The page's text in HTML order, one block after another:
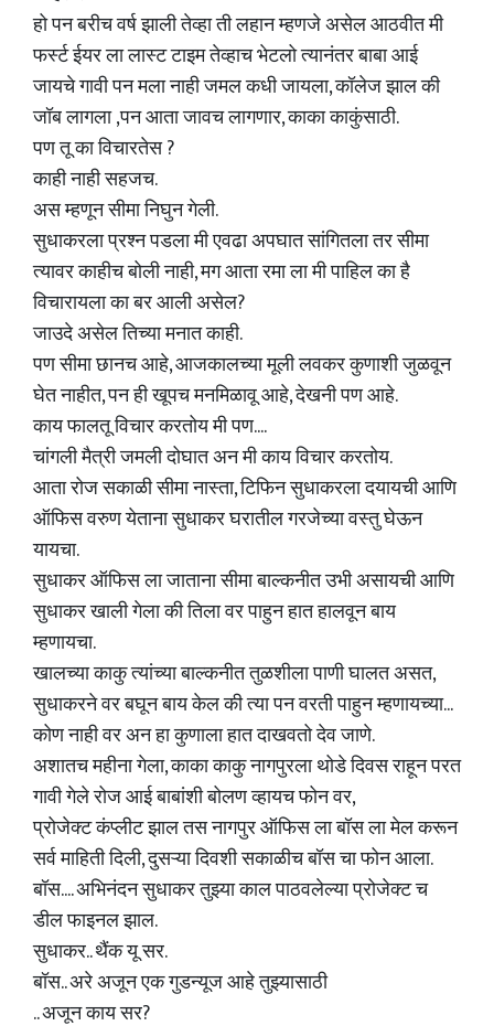
हो पन बरीच वर्ष झाली तेव्हा ती लहान म्हणजे असेल आठवीत मी
फर्स्ट ईयर ला लास्ट टाइम तेव्हाच भेटलो त्यानंतर बाबा आई
जायचे गावी पन मला नाही जमल कधी जायला, कॉलेज झाल की
जॉब लागला ,पन आता जावच लागणार, काका काकुंसाठी.
पण तू का विचारतेस ?
काही नाही सहजच.
अस म्हणून सीमा निघुन गेली.
सुधाकरला प्रश्न पडला मी एवढा अपघात सांगितला तर सीमा
त्यावर काहीच बोली नाही, मग आता रमा ला मी पाहिल का है
विचारायला का बर आली असेल?
जाउदे असेल तिच्या मनात काही.
पण सीमा छानच आहे, आजकालच्या मूली लवकर कुणाशी जुळवून
घेत नाहीत, पन ही खूपच मनमिळावू आहे, देखनी पण आहे.
काय फालतू विचार करतोय मी पण....
चांगली मैत्री जमली दोघात अन मी काय विचार करतोय.
आता रोज सकाळी सीमा नास्ता, टिफिन सुधाकरला दयायची आणि
ऑफिस वरुण येताना सुधाकर घरातील गरजेच्या वस्तु घेऊन
यायचा.
सुधाकर ऑफिस ला जाताना सीमा बाल्कनीत उभी असायची आणि
सुधाकर खाली गेला की तिला वर पाहुन हात हालवून बाय
म्हणायचा.
खालच्या काकु त्यांच्या बाल्कनीत तुळशीला पाणी घालत असत,
सुधाकरने वर बघून बाय केल की त्या पन वरती पाहुन म्हणायच्या...
कोण नाही वर अन हा कुणाला हात दाखवतो देव जाणे.
अशातच महीना गेला, काका काकु नागपुरला थोडे दिवस राहून परत
गावी गेले रोज आई बाबांशी बोलण व्हायच फोन वर,
प्रोजेक्ट कंप्लीट झाल तस नागपुर ऑफिस ला बॉस ला मेल करून
सर्व माहिती दिली, दुसऱ्या दिवशी सकाळीच बॉस चा फोन आला.
बॉस.... अभिनंदन सुधाकर तुझ्या काल पाठवलेल्या प्रोजेक्ट च
डील फाइनल झाल.
सुधाकर.. थैंक यू सर.
बॉस.. अरे अजून एक गुडन्यूज आहे तुझ्यासाठी
.. अजून काय सर?